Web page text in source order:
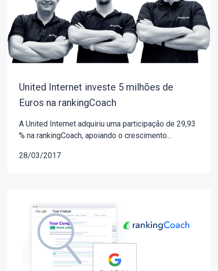
United Internet investe 5 milhões de
Euros na rankingCoach
A United Internet adquiriu uma participação de 29,93
% na rankingCoach, apoiando o crescimento...
28/03/2017